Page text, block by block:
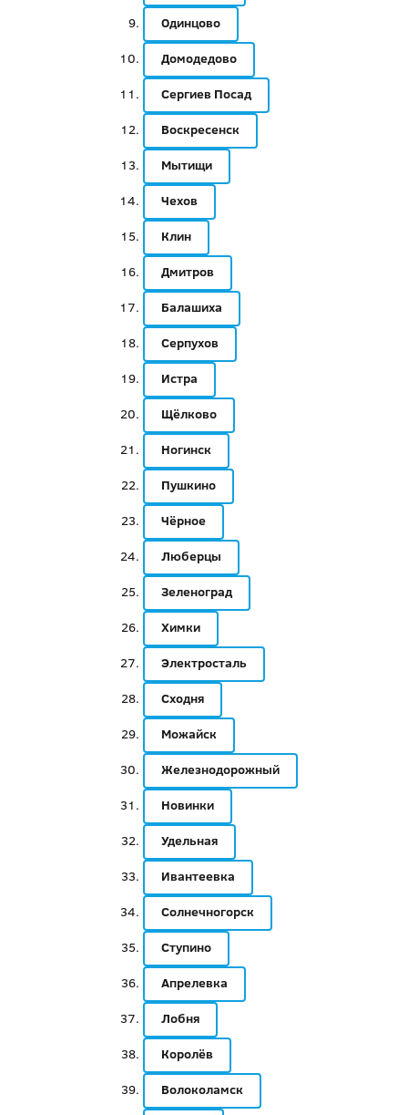
Одинцово
Домодедово
Сергиев Посад
Воскресенск
Мытищи
Чехов
Клин
Дмитров
Балашиха
Серпухов
Истра
Щёлково
Ногинск
Пушкино
Чёрное
Люберцы
Зеленоград
Химки
Электросталь
Сходня
Можайск
Железнодорожный
Новинки
Удельная
Ивантеевка
Солнечногорск
Ступино
Апрелевка
Лобня
Королёв
Волоколамск